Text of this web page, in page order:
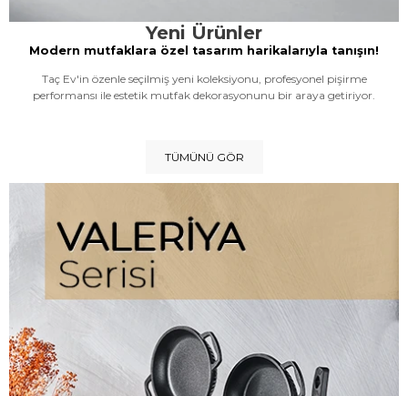
Yeni Ürünler
Modern mutfaklara özel tasarım harikalarıyla tanışın!
Taç Ev'in özenle seçilmiş yeni koleksiyonu, profesyonel pişirme
performansı ile estetik mutfak dekorasyonunu bir araya getiriyor.
TÜMÜNÜ GÖR